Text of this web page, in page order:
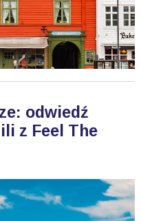
odwiedź
z Feel The